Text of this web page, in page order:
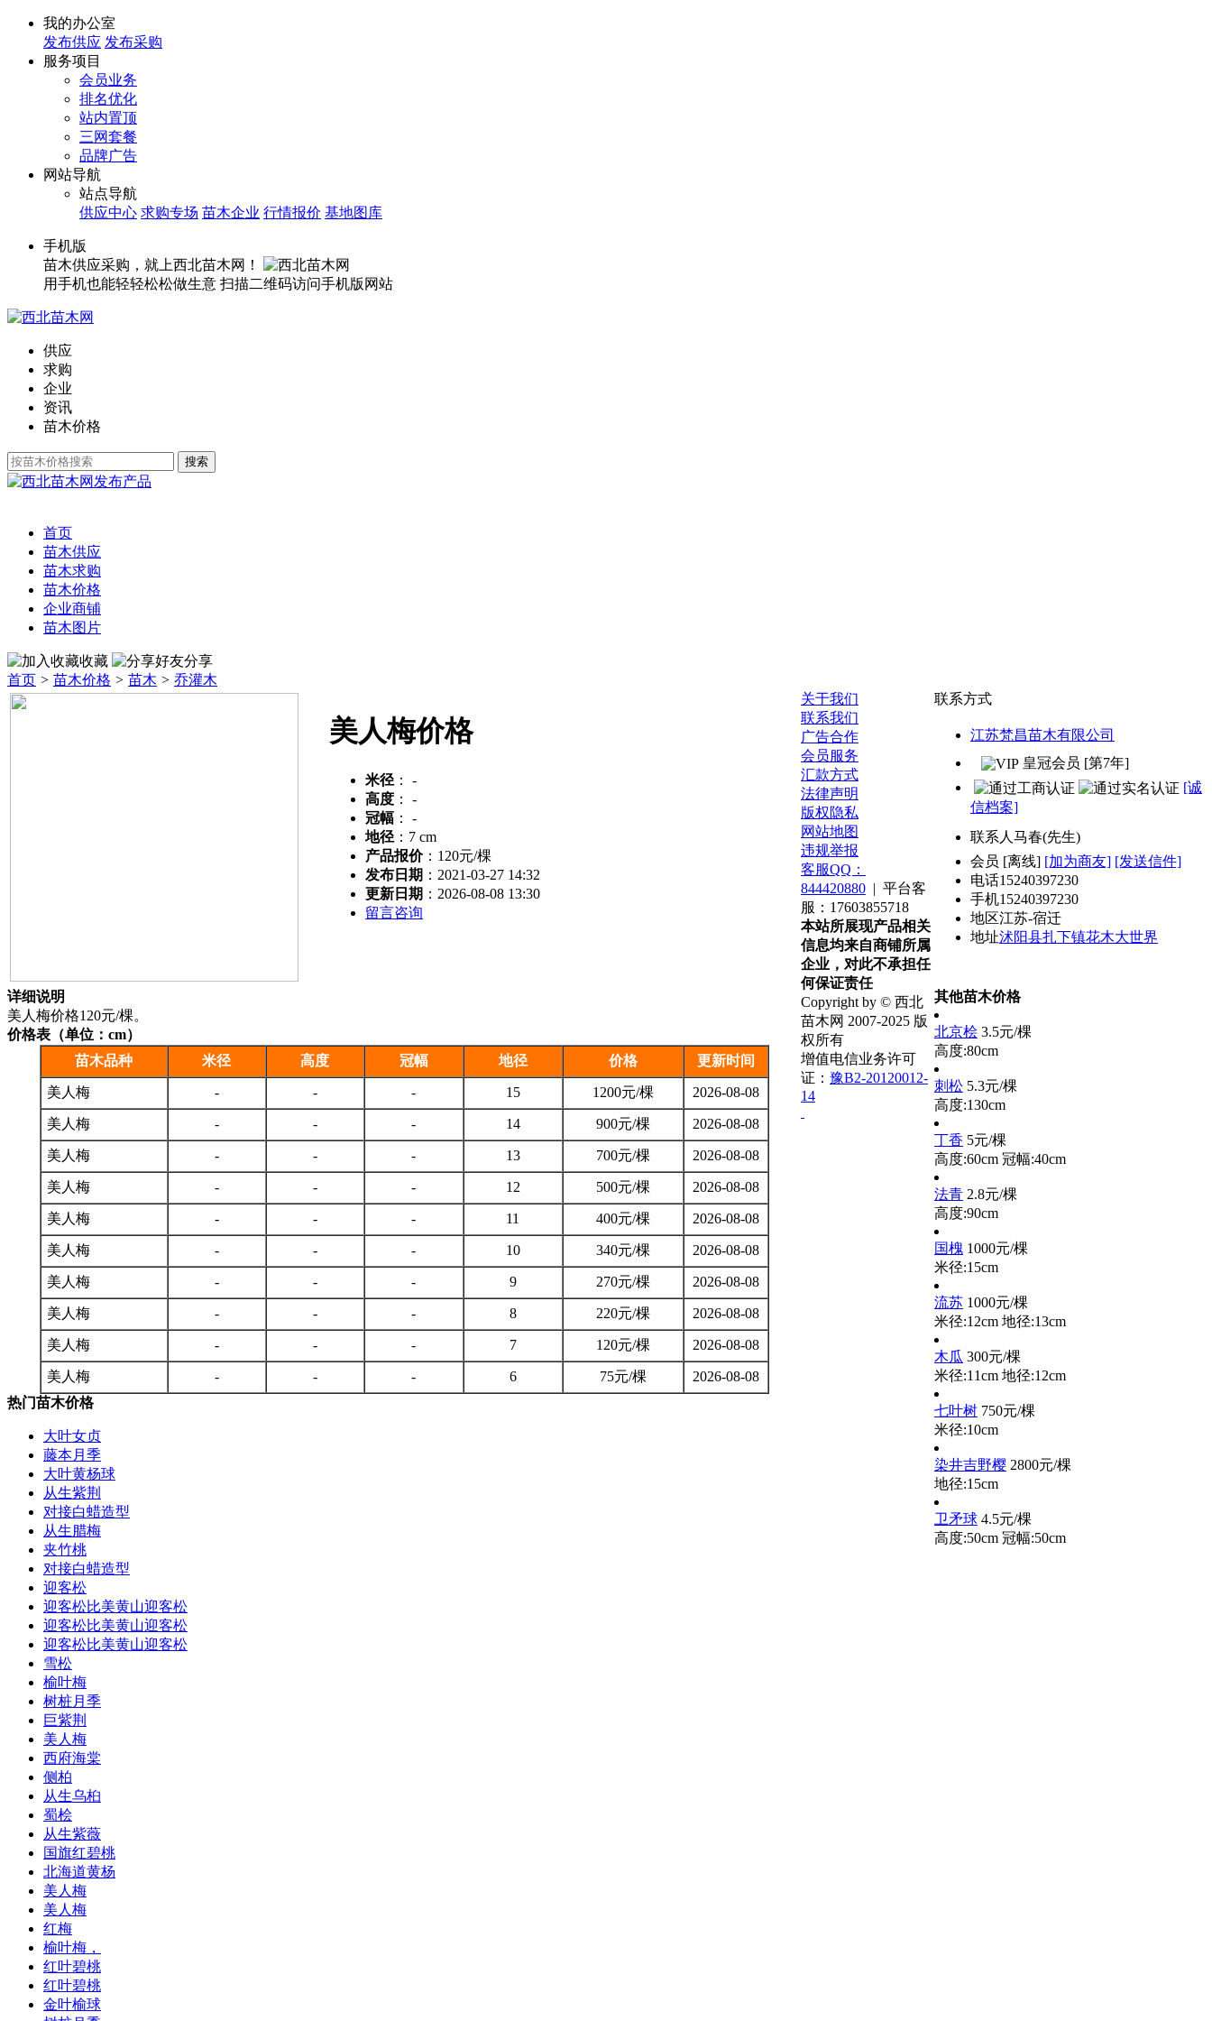
我的办公室
发布供应 发布采购
服务项目
会员业务
排名优化
站内置顶
三网套餐
品牌广告
网站导航
站点导航
供应中心 求购专场 苗木企业 行情报价 基地图库
手机版
苗木供应采购，就上西北苗木网！
用手机也能轻轻松松做生意 扫描二维码访问手机版网站
供应
求购
企业
资讯
苗木价格
发布产品
首页
苗木供应
苗木求购
苗木价格
企业商铺
苗木图片
收藏
分享
首页 > 苗木价格 > 苗木 > 乔灌木
美人梅价格
米径 ：
-
高度 ：
-
冠幅 ：
-
地径 ： 7 cm
产品报价： 120元/棵
发布日期 ：2021-03-27 14:32
更新日期 ：2026-08-08 13:30
留言咨询
联系方式
江苏梵昌苗木有限公司
皇冠会员 [第7年]
[诚
信档案]
联系人 马春(先生)
会员 [离线] [加为商友] [发送信件]
电话15240397230
手机15240397230
地区江苏-宿迁
地址沭阳县扎下镇花木大世界
详细说明
美人梅价格120元/棵。
价格表（单位：cm）
苗木品种
米径 高度 冠幅 地径 价格 更新时间
美人梅 - - - 15 1200元/棵 2026-08-08
美人梅 - - - 14 900元/棵 2026-08-08
美人梅 - - - 13 700元/棵 2026-08-08
美人梅 - - - 12 500元/棵 2026-08-08
美人梅 - - - 11 400元/棵 2026-08-08
美人梅 - - - 10 340元/棵 2026-08-08
美人梅 - - - 9 270元/棵 2026-08-08
美人梅 - - - 8 220元/棵 2026-08-08
美人梅 - - - 7 120元/棵 2026-08-08
美人梅 - - - 6 75元/棵
2026-08-08
热门苗木价格
大叶女贞
藤本月季
大叶黄杨球
从生紫荆
对接白蜡造型
从生腊梅
夹竹桃
对接白蜡造型
迎客松
迎客松比美黄山迎客松
迎客松比美黄山迎客松
迎客松比美黄山迎客松
雪松
榆叶梅
树桩月季
巨紫荆
美人梅
西府海棠
侧柏
从生乌桕
蜀桧
从生紫薇
国旗红碧桃
北海道黄杨
美人梅
美人梅
红梅
榆叶梅，
红叶碧桃
红叶碧桃
金叶榆球
其他苗木价格
北京桧 3.5元/棵
高度:80cm
刺松 5.3元/棵
高度:130cm
丁香 5元/棵
高度:60cm 冠幅:40cm
法青 2.8元/棵
高度:90cm
国槐 1000元/棵
米径:15cm
流苏 1000元/棵
米径:12cm 地径:13cm
木瓜 300元/棵
米径:11cm 地径:12cm
七叶树 750元/棵
米径:10cm
染井吉野樱 2800元/棵
地径:15cm
卫矛球 4.5元/棵
高度:50cm 冠幅:50cm
关于我们
联系我们
广告合作
会员服务
汇款方式
法律声明
版权隐私
网站地图
违规举报
客服QQ：
844420880 | 平台客
服：17603855718
本站所展现产品相关
信息均来自商铺所属
企业，对此不承担任
何保证责任
Copyright by © 西北
苗木网 2007-2025 版
权所有
增值电信业务许可
证： 豫B2-20120012-
14